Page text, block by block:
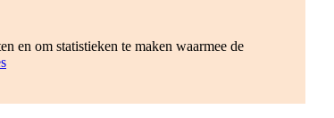
en om statistieken te maken waarmee de